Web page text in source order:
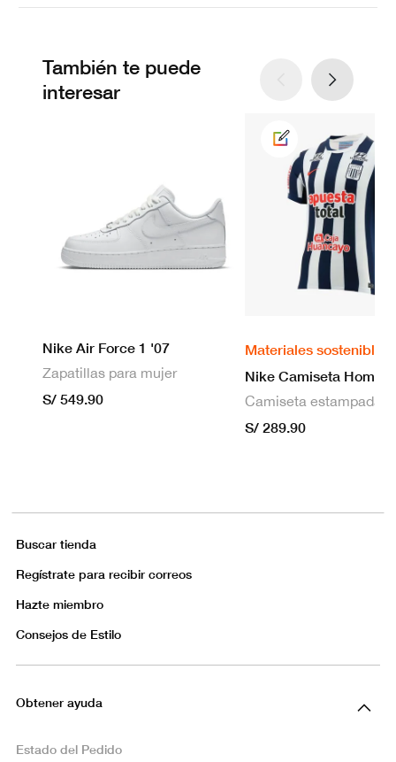
También te puede
interesar
Nike Air Force 1 '07
Zapatillas para mujer
S/ 549.90
Materiales sostenibles
S/ 289.90
Buscar tienda
Regístrate para recibir correos
Hazte miembro
Consejos de Estilo
Obtener ayuda
Estado del Pedido